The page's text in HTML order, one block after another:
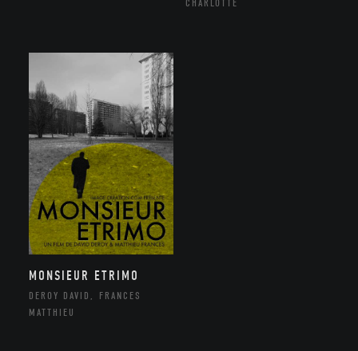
CHARLOTTE
MONSIEUR ETRIMO
DEROY DAVID, FRANCES
MATTHIEU